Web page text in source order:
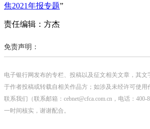
焦2021年报专题”
责任编辑：方杰
免责声明：
电子银行网发布的专栏、投稿以及征文相关文章，其文
于作者投稿或转载自相关作品方；如涉及未经许可使用
联系我们（联系邮箱：cebnet@cfca.com.cn，电话：
一时间核实，谢谢配合。